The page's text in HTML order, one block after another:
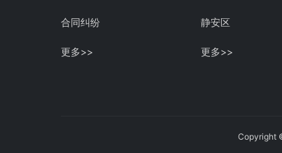
合同纠纷
更多>>
静安区
更多>>
Copyright